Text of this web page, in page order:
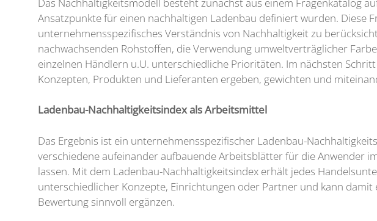
Ansatzpunkte für einen nachhaltigen Ladenbau definiert wurden. Diese
unternehmensspezifisches Verständnis von Nachhaltigkeit zu
nachwachsenden Rohstoffen, die Verwendung umweltverträglicher
einzelnen Händlern u.U. unterschiedliche Prioritäten. Im nächsten
Konzepten, Produkten und Lieferanten ergeben, gewichten und
Ladenbau-Nachhaltigkeitsindex als Arbeitsmittel
Das Ergebnis ist ein unternehmensspezifischer Ladenbau-
verschiedene aufeinander aufbauende Arbeitsblätter für die Anwender
lassen. Mit dem Ladenbau-Nachhaltigkeitsindex erhält jedes
unterschiedlicher Konzepte, Einrichtungen oder Partner und kann
Bewertung sinnvoll ergänzen.